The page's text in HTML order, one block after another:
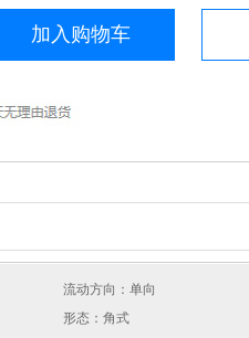
加入购物车
流动方向：单向
形态：角式